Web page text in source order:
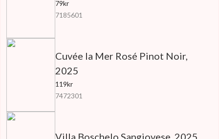
79kr
7185601
Cuvée la Mer Rosé Pinot Noir,
2025
119kr
7472301
Villa Boschelo Sangiovese, 2025